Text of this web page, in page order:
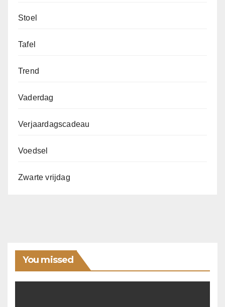
Stoel
Tafel
Trend
Vaderdag
Verjaardagscadeau
Voedsel
Zwarte vrijdag
You missed